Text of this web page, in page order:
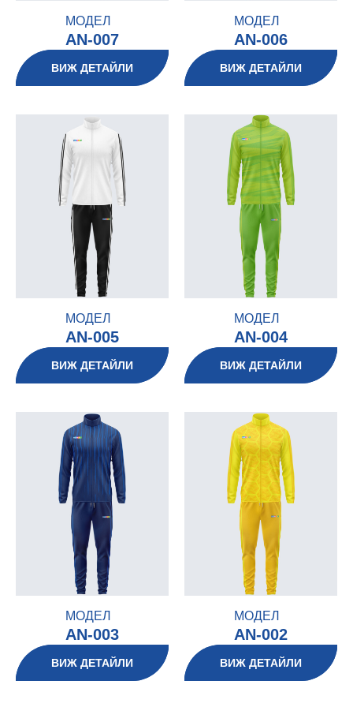
МОДЕЛ
AN-007
ВИЖ ДЕТАЙЛИ
МОДЕЛ
AN-006
ВИЖ ДЕТАЙЛИ
МОДЕЛ
AN-005
ВИЖ ДЕТАЙЛИ
МОДЕЛ
AN-004
ВИЖ ДЕТАЙЛИ
МОДЕЛ
AN-003
ВИЖ ДЕТАЙЛИ
МОДЕЛ
AN-002
ВИЖ ДЕТАЙЛИ